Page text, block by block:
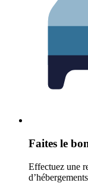
Faites le
Effectuez une